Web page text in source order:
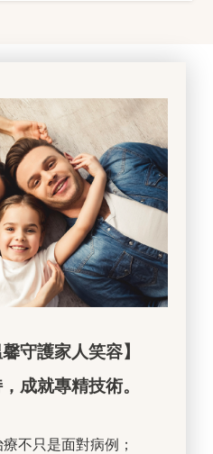
守護家人笑容】
成就專精技術。
不只是面對病例；